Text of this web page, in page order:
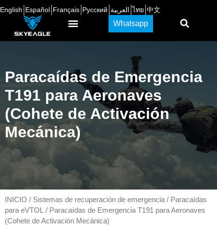
English Español Français Русский العربية ไทย 中文
Whatsapp
Paracaídas de Emergencia
T191 para Aeronaves
(Cohete de Activación
Mecánica)
INICIO / Sistemas de recuperación de emergencia / Paracaídas
para eVTOL
/ Paracaídas de Emergencia T191 para Aeronaves
(Cohete de Activación Mecánica)